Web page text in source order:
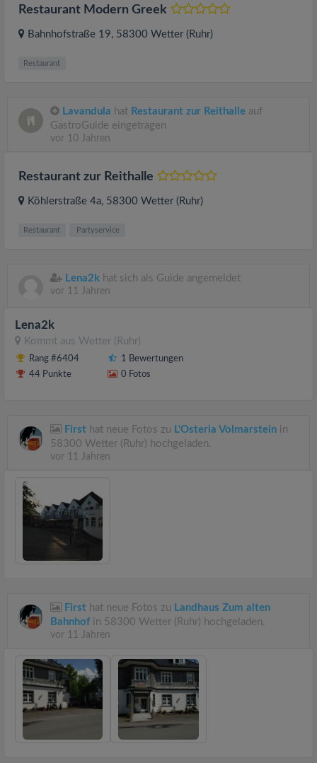
Restaurant Modern Greek
Bahnhofstraße 19, 58300 Wetter (Ruhr)
Restaurant
Lavandula hat Restaurant zur Reithalle auf
GastroGuide eingetragen
vor 10 Jahren
Restaurant zur Reithalle
Köhlerstraße 4a, 58300 Wetter (Ruhr)
Restaurant Partyservice
Lena2k hat sich als Guide angemeldet
vor 11 Jahren
Lena2k
Kommt aus Wetter (Ruhr)
Rang #6404
44 Punkte
1 Bewertungen
0 Fotos
First hat neue Fotos zu L'Osteria Volmarstein in
58300 Wetter (Ruhr) hochgeladen.
vor 11 Jahren
First hat neue Fotos zu Landhaus Zum alten
Bahnhof in 58300 Wetter (Ruhr) hochgeladen.
vor 11 Jahren